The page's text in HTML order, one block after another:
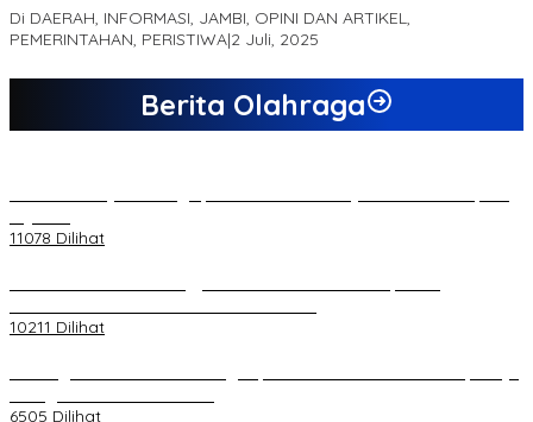
Di DAERAH, INFORMASI, JAMBI, OPINI DAN ARTIKEL,
PEMERINTAHAN, PERISTIWA|2 Juli, 2025
Berita Olahraga
11078 Dilihat
10211 Dilihat
6505 Dilihat